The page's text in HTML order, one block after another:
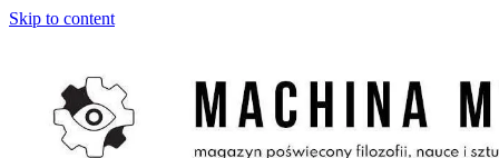
Skip to content